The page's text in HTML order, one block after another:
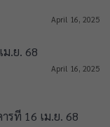
April 16, 2025
.ย. 68
April 16, 2025
รที่ 16 เม.ย. 68